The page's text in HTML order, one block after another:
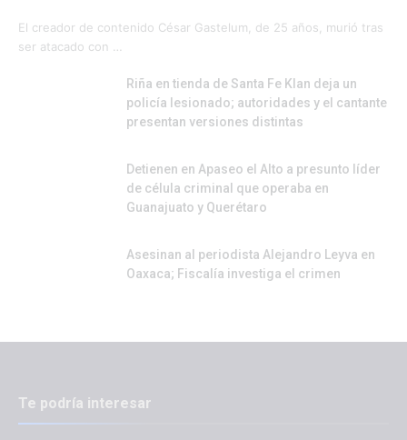
El creador de contenido César Gastelum, de 25 años, murió tras
ser atacado con …
Riña en tienda de Santa Fe Klan deja un
policía lesionado; autoridades y el cantante
presentan versiones distintas
Detienen en Apaseo el Alto a presunto líder
de célula criminal que operaba en
Guanajuato y Querétaro
Asesinan al periodista Alejandro Leyva en
Oaxaca; Fiscalía investiga el crimen
Te podría interesar